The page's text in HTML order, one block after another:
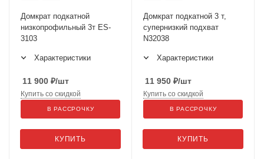
Домкрат подкатной
низкопрофильный 3т ES-
3103
Характеристики
11 900 ₽/шт
КУПИТЬ
Купить со скидкой
В РАССРОЧКУ
Домкрат подкатной 3 т,
супернизкий подхват
N32038
Характеристики
11 950 ₽/шт
КУПИТЬ
Купить со скидкой
В РАССРОЧКУ